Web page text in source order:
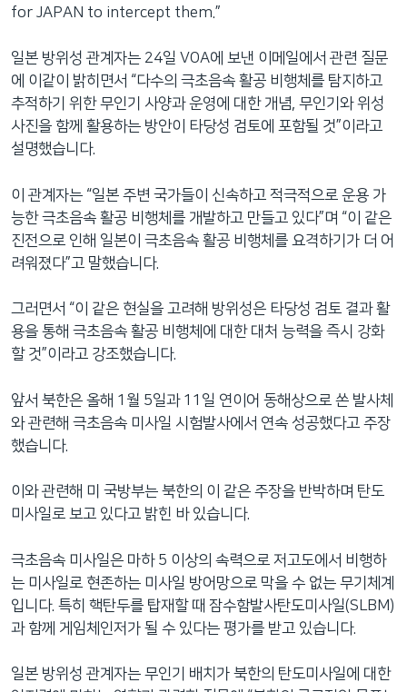
for JAPAN to intercept them.”
일본 방위성 관계자는 24일 VOA에 보낸 이메일에서 관련 질문
에 이같이 밝히면서 “다수의 극초음속 활공 비행체를 탐지하고
추적하기 위한 무인기 사양과 운영에 대한 개념, 무인기와 위성
사진을 함께 활용하는 방안이 타당성 검토에 포함될 것”이라고
설명했습니다.
이 관계자는 “일본 주변 국가들이 신속하고 적극적으로 운용 가
능한 극초음속 활공 비행체를 개발하고 만들고 있다”며 “이 같은
진전으로 인해 일본이 극초음속 활공 비행체를 요격하기가 더 어
려워졌다”고 말했습니다.
그러면서 “이 같은 현실을 고려해 방위성은 타당성 검토 결과 활
용을 통해 극초음속 활공 비행체에 대한 대처 능력을 즉시 강화
할 것”이라고 강조했습니다.
앞서 북한은 올해 1월 5일과 11일 연이어 동해상으로 쏜 발사체
와 관련해 극초음속 미사일 시험발사에서 연속 성공했다고 주장
했습니다.
이와 관련해 미 국방부는 북한의 이 같은 주장을 반박하며 탄도
미사일로 보고 있다고 밝힌 바 있습니다.
극초음속 미사일은 마하 5 이상의 속력으로 저고도에서 비행하
는 미사일로 현존하는 미사일 방어망으로 막을 수 없는 무기체계
입니다. 특히 핵탄두를 탑재할 때 잠수함발사탄도미사일(SLBM)
과 함께 게임체인저가 될 수 있다는 평가를 받고 있습니다.
일본 방위성 관계자는 무인기 배치가 북한의 탄도미사일에 대한